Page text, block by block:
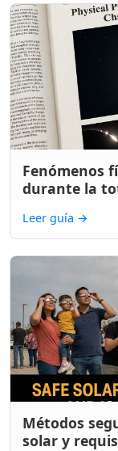
Fenómenos
durante la
Leer guía →
Métodos
solar y